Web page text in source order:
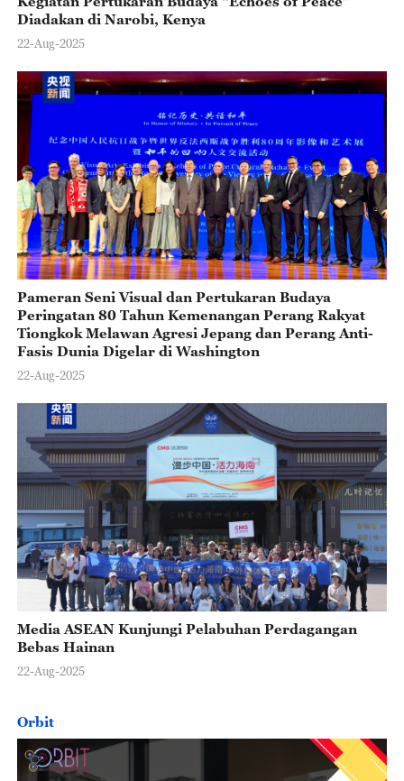
Diadakan di Narobi, Kenya
22-Aug-2025
Pameran Seni Visual dan Pertukaran Budaya
Peringatan 80 Tahun Kemenangan Perang Rakyat
Tiongkok Melawan Agresi Jepang dan Perang Anti-
Fasis Dunia Digelar di Washington
22-Aug-2025
Media ASEAN Kunjungi Pelabuhan Perdagangan
Bebas Hainan
22-Aug-2025
Orbit